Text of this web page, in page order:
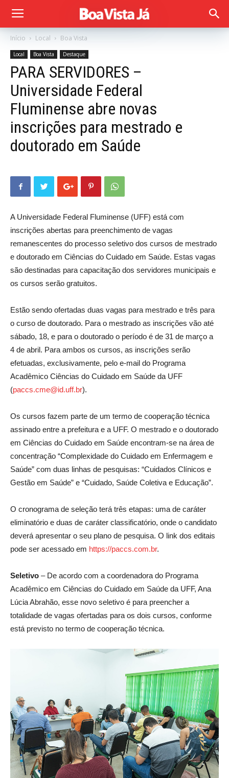
Início Local Boa Vista
Local Boa Vista Destaque
PARA SERVIDORES –
Universidade Federal
Fluminense abre novas
inscrições para mestrado e
doutorado em Saúde
A Universidade Federal Fluminense (UFF) está com
inscrições abertas para preenchimento de vagas
remanescentes do processo seletivo dos cursos de mestrado
e doutorado em Ciências do Cuidado em Saúde. Estas vagas
são destinadas para capacitação dos servidores municipais e
os cursos serão gratuitos.
Estão sendo ofertadas duas vagas para mestrado e três para
o curso de doutorado. Para o mestrado as inscrições vão até
sábado, 18, e para o doutorado o período é de 31 de março a
4 de abril. Para ambos os cursos, as inscrições serão
efetuadas, exclusivamente, pelo e-mail do Programa
Acadêmico Ciências do Cuidado em Saúde da UFF
(paccs.cme@id.uff.br).
Os cursos fazem parte de um termo de cooperação técnica
assinado entre a prefeitura e a UFF. O mestrado e o doutorado
em Ciências do Cuidado em Saúde encontram-se na área de
concentração “Complexidade do Cuidado em Enfermagem e
Saúde” com duas linhas de pesquisas: “Cuidados Clínicos e
Gestão em Saúde” e “Cuidado, Saúde Coletiva e Educação”.
O cronograma de seleção terá três etapas: uma de caráter
eliminatório e duas de caráter classificatório, onde o candidato
deverá apresentar o seu plano de pesquisa. O link dos editais
pode ser acessado em https://paccs.com.br.
Seletivo – De acordo com a coordenadora do Programa
Acadêmico em Ciências do Cuidado em Saúde da UFF, Ana
Lúcia Abrahão, esse novo seletivo é para preencher a
totalidade de vagas ofertadas para os dois cursos, conforme
está previsto no termo de cooperação técnica.